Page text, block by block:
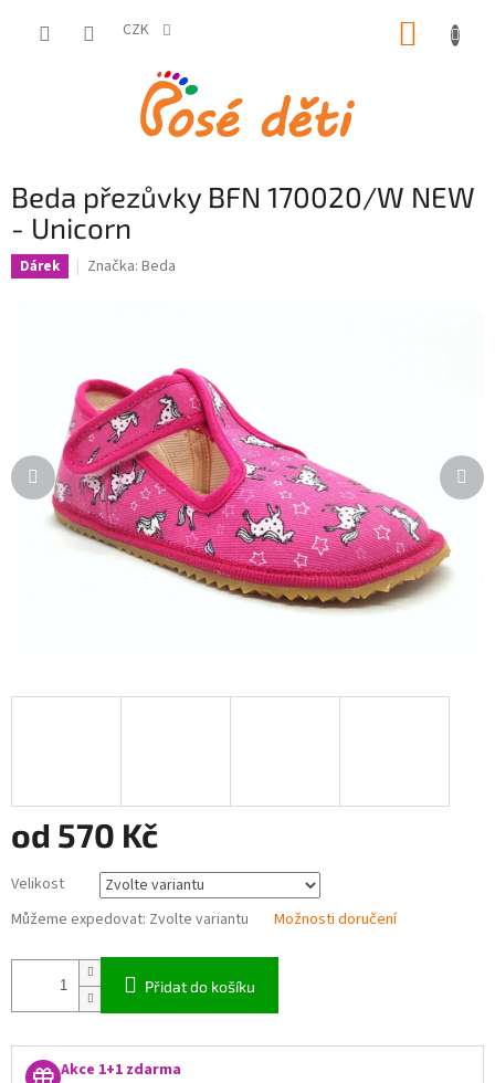
CZK
Beda přezůvky BFN 170020/W NEW
- Unicorn
Dárek Značka: Beda
od 570 Kč
cena:
Velikost
Můžeme expedovat: Zvolte variantu Možnosti doručení
Přidat do košíku
Akce 1+1 zdarma